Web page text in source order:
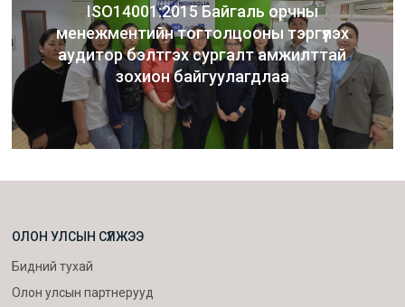
ISO14001:2015 Байгаль орчны
менежментийн тогтолцооны тэргүүлэх
аудитор бэлтгэх сургалт амжилттай
зохион байгуулагдлаа
ОЛОН УЛСЫН СҮЛЖЭЭ
Бидний тухай
Олон улсын партнерууд